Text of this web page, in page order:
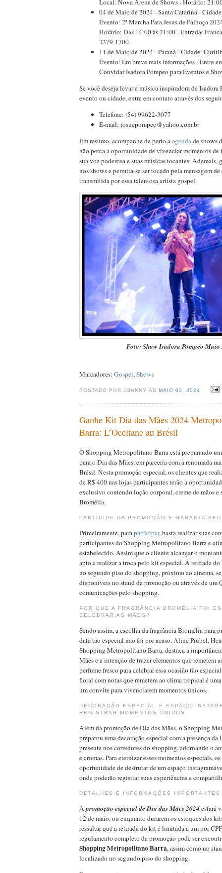
Local: Nova Arena de Shows - Horário:
04 de Maio de 2024 - Santa Catarina -
Evento: 2ª Marcha Para Jesus de Palhoça
Horário: Das 14:00 às 21:00 - Entrada:
3279-1700
11 de Maio de 2024 - Paraná - Cidade:
Evento: Em breve mais informações - Entre
Convidar Isadora Pompeo para Eventos e
Se você deseja levar a música inspiradora de Isadora
evento ou cidade, entre em contato através dos
Telefone: (54) 99622-3077
E-mail: josuepompeo@yahoo.com.br
Em resumo, acompanhe de perto aagendade shows
não perca a oportunidade de vivenciar momentos de
sua voz poderosa e suas músicas tocantes. Ademais,
nos shows e permita-se ser tocado pela mensagem de
transmitida por essa talentosa artista gospel.
Foto: Show Isadora Pompeo Maio
Marcadores: Gospel,Shows
POSTADO POR JOHNNY ÀSMAIO 03, 2024
Ganhe Kit Dia das Mães 2024
Barra: L’Occitane au Brésil
O Shopping Metropolitano Barra está preparando
para o Dia das Mães, em parceria com a renomada
Brésil. Nesta promoção especial, os clientes que
de R$ 400 nas lojas participantes terão a
exclusivo contendo loção corporal, creme de mãos e
Bromélia.
PARTICIPE DA PROMOÇÃO E GARANTA
Primeiramente, paraparticipar, basta realizar suas
participantes do Shopping Metropolitano Barra e
estabelecido. Assim que o cliente alcançar o
apto a realizar a troca pelo kit especial. A retirada
no segundo piso do shopping, próximo ao cinema,
disponíveis no stand da promoção ou através de um
comunicações pelo shopping.
POR QUE A FRAGRÂNCIA BROMÉLIA FOI
CELEBRAR AS MÃES?
Sendo assim, a escolha da fragrância Bromélia para
data tão especial não foi por acaso. Aline Piubel,
Shopping Metropolitano Barra, destaca a
Mães e a intenção de trazer elementos que remetem
perfume fresco para celebrar essa ocasião tão
floral com notas que remetem ao clima tropical é uma
um convite para vivenciarem momentos únicos.
DECORAÇÃO ESPECIAL E ESPAÇO
REGISTRAR MOMENTOS ÚNICOS
Além da promoção de Dia das Mães, o Shopping
preparou uma decoração especial com a presença da
presente nos corredores do shopping, adornando o
e aromas. Para eternizar esses momentos especiais,
oportunidade de desfrutar de um espaço
onde poderão registrar suas experiências e
DETALHES E INFORMAÇÕES
Apromoção especial de Dia das Mães 2024estará
12 de maio, ou enquanto durarem os estoques dos
ressaltar que a retirada do kit é limitada a um por
regulamento completo da promoção pode ser
Shopping Metropolitano Barra, assim como no
localizado no segundo piso do shopping.